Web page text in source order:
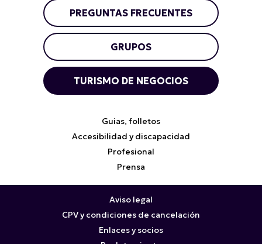
PREGUNTAS FRECUENTES
GRUPOS
TURISMO DE NEGOCIOS
Guias, folletos
Accesibilidad y discapacidad
Profesional
Prensa
Aviso legal
CPV y condiciones de cancelación
Enlaces y socios